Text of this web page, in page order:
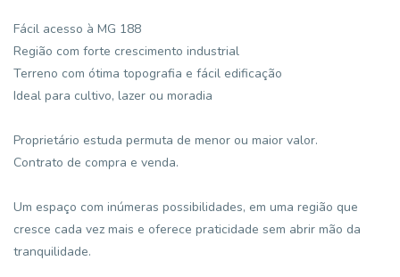
Fácil acesso à MG 188
Região com forte crescimento industrial
Terreno com ótima topografia e fácil edificação
Ideal para cultivo, lazer ou moradia
Proprietário estuda permuta de menor ou maior valor.
Contrato de compra e venda.
Um espaço com inúmeras possibilidades, em uma região que
cresce cada vez mais e oferece praticidade sem abrir mão da
tranquilidade.